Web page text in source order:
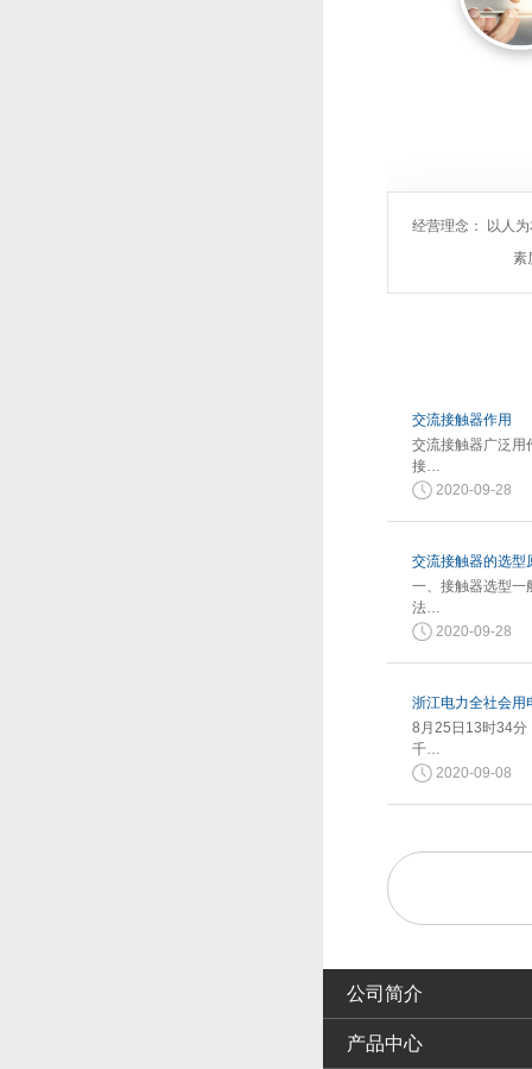
经营理念： 以人
素
交流接触器作用
交流接触器广泛用
接…
2020-09-28
交流接触器的选型
一、接触器选型一
法…
2020-09-28
浙江电力全社会用
8月25日13时34分
千…
2020-09-08
公司简介
产品中心